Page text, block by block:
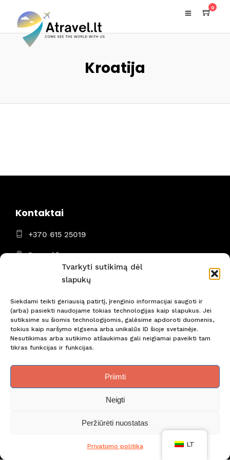
Tvarkyti sutikimą dėl
slapukų
Siekdami teikti geriausią patirtį, įrenginio informacijai saugoti ir
(arba) pasiekti naudojame tokias technologijas kaip slapukus. Jei
sutiksime su šiomis technologijomis, galėsime apdoroti duomenis,
tokius kaip naršymo elgsena arba unikalūs ID šioje svetainėje.
Nesutikimas arba sutikimo atšaukimas gali neigiamai paveikti tam
tikras funkcijas ir funkcijas.
Priimti
Neigti
Peržiūrėti nuostatas
Privatumo politika
0
Kroatija
Kontaktai
+370 615 25019
Panevėžys
I - VII 8:00 - 22:00
Nepraleiskite svarbiausių naujienų! Būkite pirmi!
Privatumo politika
LT